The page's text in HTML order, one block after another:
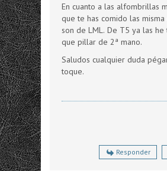
En cuanto a las alfombrillas
que te has comido las
son de LML. De T5 ya las he
que pillar de 2ª mano.
Saludos cualquier duda
toque.
Responder